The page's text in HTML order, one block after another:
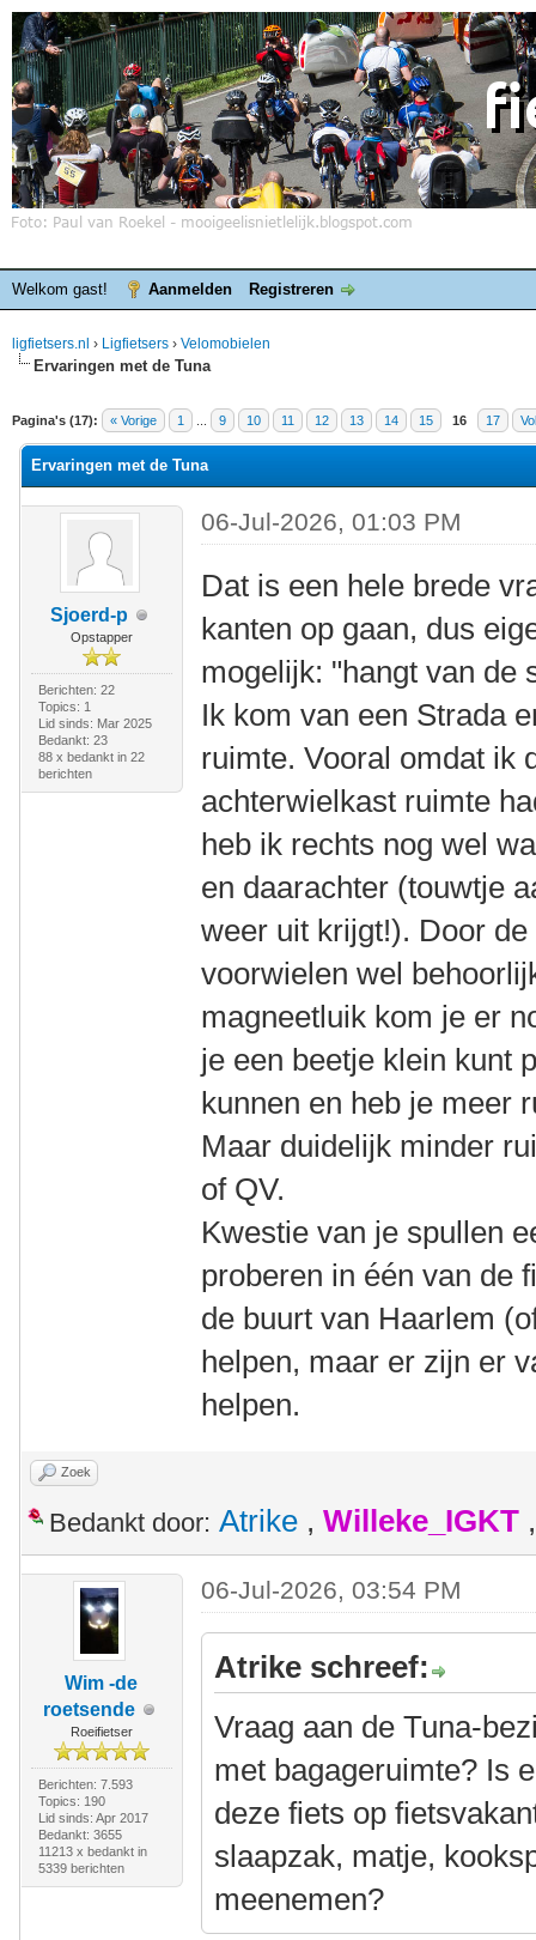
Welkom gast! Aanmelden Registreren
ligfietsers.nl › Ligfietsers › Velomobielen
Ervaringen met de Tuna
Pagina's (17): « Vorige 1 9 10 11 12 13 14 15 16 17
waardering is 5
Ervaringen met de Tuna
Sjoerd-p
Opstapper
Berichten: 22
Topics: 1
Lid sinds: Mar 2025
Bedankt: 23
88 x bedankt in 22
berichten
06-Jul-2026, 01:03 PM
Dat is een hele brede
kanten op gaan, dus
mogelijk: "hangt van de
Ik kom van een Strada
ruimte. Vooral omdat ik
achterwielkast ruimte
heb ik rechts nog wel
en daarachter (touwtje
weer uit krijgt!). Door
voorwielen wel
magneetluik kom je er
je een beetje klein kunt
kunnen en heb je meer
Maar duidelijk minder
of QV.
Kwestie van je spullen
proberen in één van de
de buurt van Haarlem
helpen, maar er zijn er
helpen.
Zoek
Bedankt door: Atrike , Willeke_IGKT
Wim -de
roetsende
Roeifietser
Berichten: 7.593
Topics: 190
Lid sinds: Apr 2017
Bedankt: 3655
11213 x bedankt in
5339 berichten
06-Jul-2026, 03:54 PM
Atrike schreef:
Vraag aan de Tuna-
met bagageruimte? Is
deze fiets op
slaapzak, matje,
meenemen?